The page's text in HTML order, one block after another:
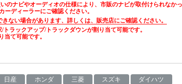
のナビやオーディオの仕様により、市販のナビが取付けられなか
ーディーラーにご確認ください。
ない場合があります、詳しくは、販売店にご確認ください。
ラックアップ/トラックダウンが割り当て可能です。
て可能です。
日産 ホンダ 三菱 スズキ ダイハツ